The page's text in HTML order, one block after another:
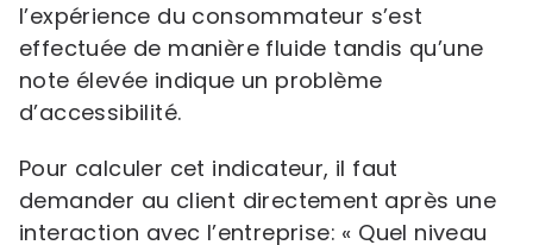
l’expérience du consommateur s’est
effectuée de manière fluide tandis qu’une
note élevée indique un problème
d’accessibilité.
Pour calculer cet indicateur, il faut
demander au client directement après une
interaction avec l’entreprise: « Quel niveau